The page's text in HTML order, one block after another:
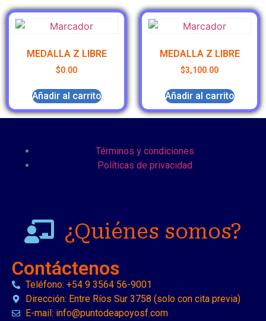
MEDALLA Z LIBRE
$0.00
Añadir al carrito
MEDALLA Z LIBRE
$3,100.00
Añadir al carrito
Términos y condiciones
Políticas de privacidad
¿Quiénes somos?
Contáctenos
Teléfono: +54 9 3564 56-9001
Dirección: Entre Ríos Sur 3758 (solo con cita previa)
E-mail: info@puntodeapoyosf.com